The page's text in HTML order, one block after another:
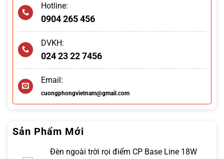
Hotline:
0904 265 456
DVKH:
024 23 22 7456
Email:
cuongphongvietnam@gmail.com
Sản Phẩm Mới
Đèn ngoài trời rọi điểm CP Base Line 18W